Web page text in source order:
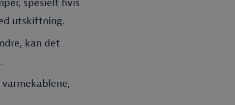
utskiftning.
kan det